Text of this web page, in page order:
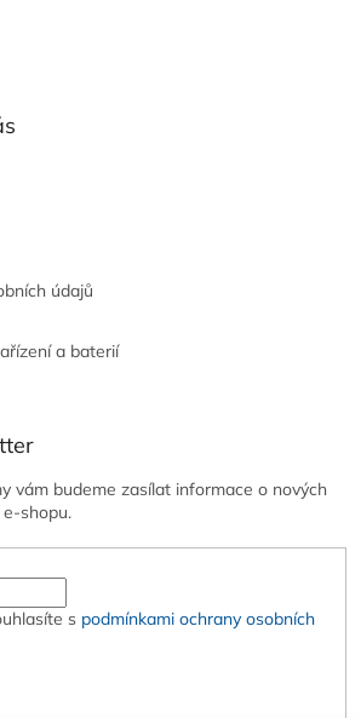
údajů
a baterií
vám budeme zasílat informace o nových
shopu.
s podmínkami ochrany osobních